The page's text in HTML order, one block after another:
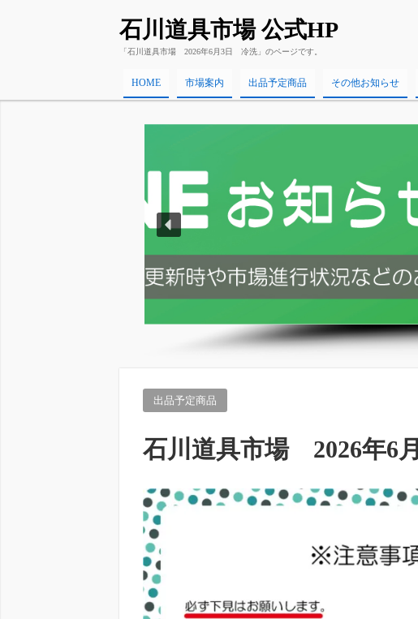
石川道具市場 公式HP
「石川道具市場 2026年6月3日 冷洗」のページです。
HOME 市場案内 出品予定商品 その他お知らせ
出品予定商品
石川道具市場 2026年6